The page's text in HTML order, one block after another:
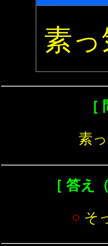
素
［
素
［ 答え
○ そ